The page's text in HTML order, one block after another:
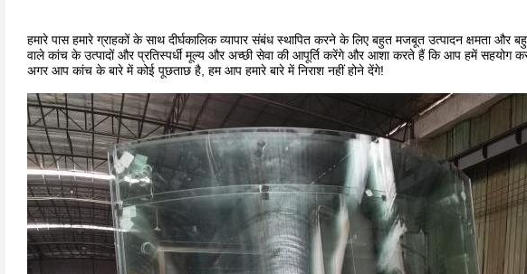
हमारे पास हमारे ग्राहकों के साथ दीर्घकालिक व्यापार संबंध स्थापित करने के लिए बहुत मजबूत उत्पादन क्षमता और
वाले कांच के उत्पादों और प्रतिस्पर्धी मूल्य और अच्छी सेवा की आपूर्ति करेंगे और आशा करते हैं कि आप हमें
अगर आप कांच के बारे में कोई पूछताछ है, हम आप हमारे बारे में निराश नहीं होने देंगे!